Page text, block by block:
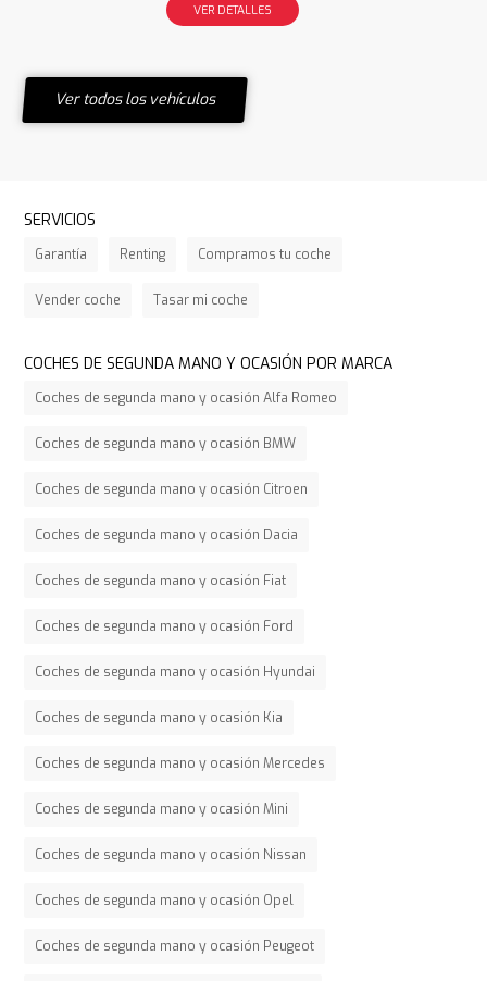
VER DETALLES
Ver todos los vehículos
SERVICIOS
Garantía Renting Compramos tu coche
Vender coche Tasar mi coche
COCHES DE SEGUNDA MANO Y OCASIÓN POR MARCA
Coches de segunda mano y ocasión Alfa Romeo
Coches de segunda mano y ocasión BMW
Coches de segunda mano y ocasión Citroen
Coches de segunda mano y ocasión Dacia
Coches de segunda mano y ocasión Fiat
Coches de segunda mano y ocasión Ford
Coches de segunda mano y ocasión Hyundai
Coches de segunda mano y ocasión Kia
Coches de segunda mano y ocasión Mercedes
Coches de segunda mano y ocasión Mini
Coches de segunda mano y ocasión Nissan
Coches de segunda mano y ocasión Opel
Coches de segunda mano y ocasión Peugeot